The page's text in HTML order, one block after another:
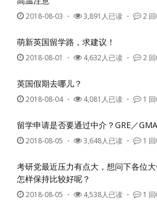
2018-08-03 ・ 3,891人已读 ・ 2
萌新英国留学路，求建议！
2018-08-01 ・ 4,632人已读 ・ 2
英国假期去哪儿？
2018-08-04・ 4,081人已读 ・ 1
留学申请是否要通过中介？GRE／
2018-08-05 ・ 3,648人已读 ・ 1
考研党最近压力有点大，想问下各位
怎样保持比较好呢？
2018-08-05 ・ 4,538人已读 ・ 1